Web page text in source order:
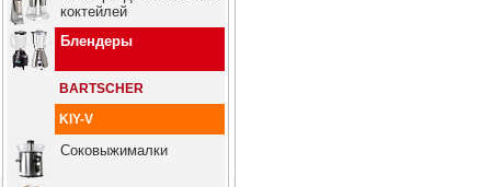
коктейлей
Блендеры
BARTSCHER
KIY-V
Соковыжималки